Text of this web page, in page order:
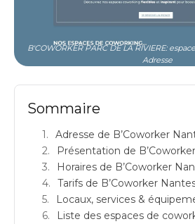
B'COWORKER PARC DE LA RIVIERE:
Adresse
Sommaire
Adresse de B’Coworker
Présentation de
Horaires de B’Coworker
Tarifs de B’Coworker
Locaux, services &
Liste des espaces de